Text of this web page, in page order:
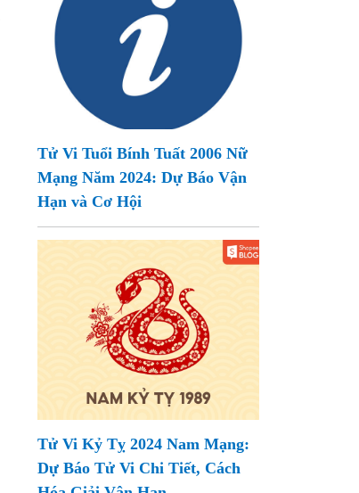
Tử Vi Tuổi Bính Tuất 2006 Nữ
Mạng Năm 2024: Dự Báo Vận
Hạn và Cơ Hội
Tử Vi Kỷ Tỵ 2024 Nam Mạng:
Dự Báo Tử Vi Chi Tiết, Cách